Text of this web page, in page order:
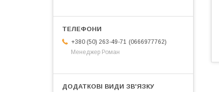
+380 (50) 263-49-71
0666977762
Менеджер Роман